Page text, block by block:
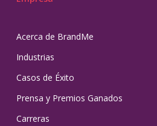
Acerca de BrandMe
Industrias
Casos de Éxito
Prensa y Premios Ganados
Carreras